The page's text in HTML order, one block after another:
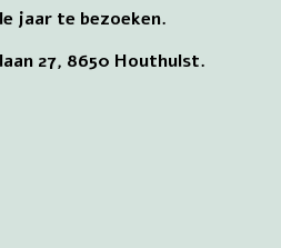
jaar te bezoeken.
27, 8650 Houthulst.